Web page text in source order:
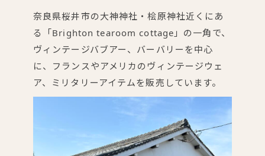
奈良県桜井市の大神神社・桧原神社近くにあ
る「Brighton tearoom cottage」の一角で、
ヴィンテージバブアー、バーバリーを中心
に、フランスやアメリカのヴィンテージウェ
ア、ミリタリーアイテムを販売しています。